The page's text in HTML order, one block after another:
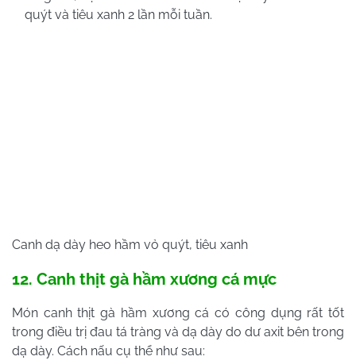
quýt và tiêu xanh 2 lần mỗi tuần.
Canh dạ dày heo hầm vỏ quýt, tiêu xanh
12. Canh thịt gà hầm xương cá mực
Món canh thịt gà hầm xương cá có công dụng rất tốt
trong điều trị đau tá tràng và dạ dày do dư axit bên trong
dạ dày. Cách nấu cụ thể như sau: